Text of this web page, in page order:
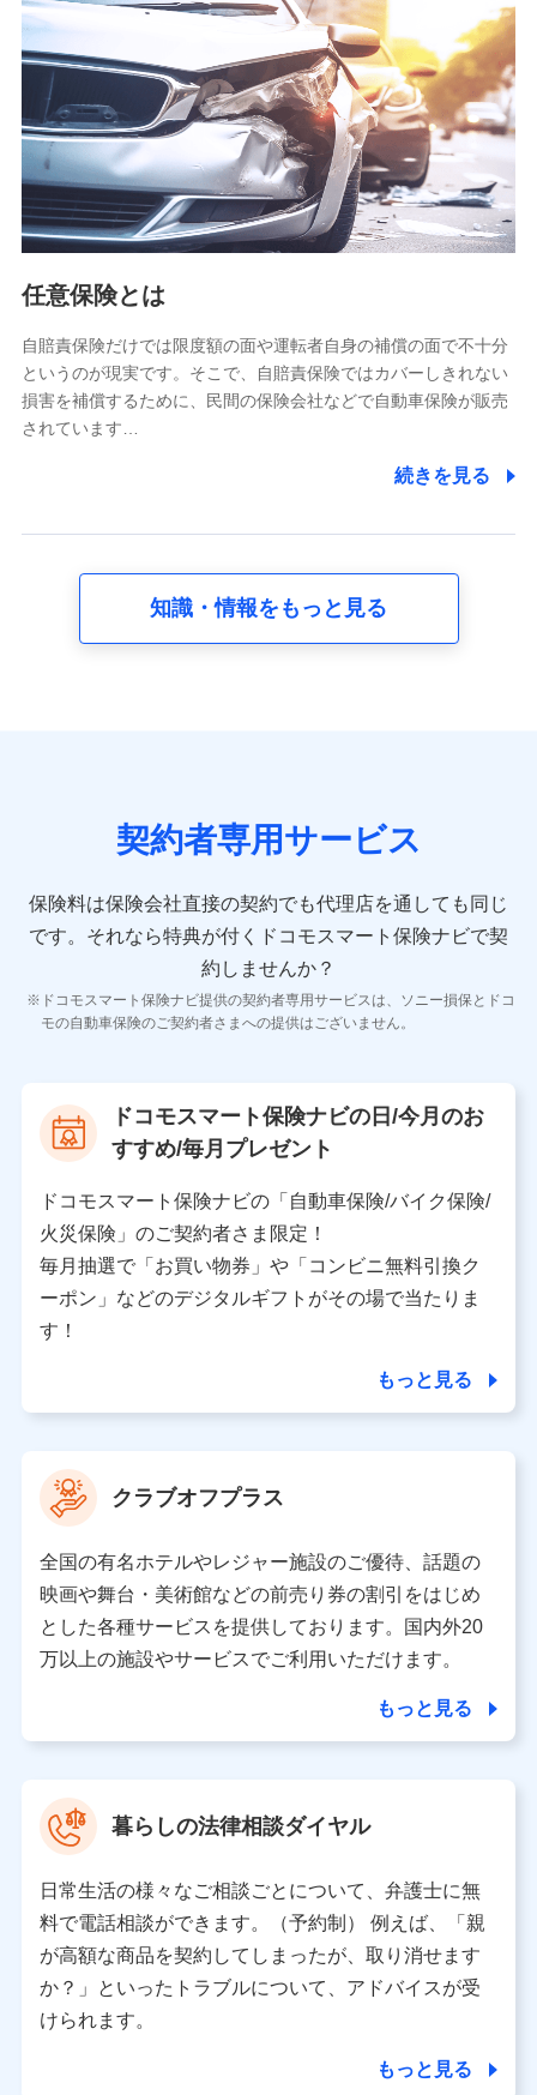
【共同して利用される利用データの項目】
当社又は株式会社NTTドコモがサービス提供等を通じて取得
した、以下の情報などの個人データ
基本情報
氏名、電話番号、メールアドレス、お客さまの識別子、
属性、連絡先、dポイントサービスのご利用に関する情
報。例として、dポイントカード番号、性別、年齢、家族
構成、住所、dポイント残高、dポイント利用履歴などが
含まれます。
当社又は株式会社NTTドコモが提供する各種サービスな
又は株式会社NTTドコモが提供する各種サービスのご契
約状態・ご利用履歴インターネット利用時の行動に関す
る情報、アプリケーション利用時の行動に関する情報、
購入されたサービスや商品の名称・購入場所・決済に関
する情報、アンケートの回答に関する情報などが含まれ
の内容、保険料、保険料のお支払方法、車のメーカーや
走行距離などの情報、建物の構造や築年数などの情報、
険契約に関する情報。例として、保険契約者及び被保険
者の氏名、住所、生年月日、性別、保険契約者と被保険
報、建物の構造や築年数などの情報、ペットの種類や年
齢などの情報などが含まれます。
【共同して利用する者の範囲】
当社
当社又は株式会社NTTドコモが提供する保険関連サービ
スにおけるユーザ登録受付および管理のため
を受けている保険会社・提携会社の保険その他に関する
情報を提供するため、また維持管理等の委託業務遂行の
ため、またそれらに付帯、関連する当社、株式会社NTT
ドコモおよび提携会社のサービスを案内、提供するため
（各サービスで取得したサービス利用履歴、ウェブサイ
トの閲覧履歴、購買履歴、ご契約内容等のパーソナルデ
ータを分析して、お客さまの趣味・嗜好・傾向に応じた
上記に係る案内・手続き・管理等付帯業務を行うため
【当該個人データの管理について責任を有する者の名称・住
所・代表者名】
当該個人データを取り扱う各共同利用者（詳細は次のとお
り）
東京都千代田区永田町2丁目11番1号 山王パークタワー
株式会社NTTドコモ 代表取締役社長 前田 義晃
東京都中央区日本橋人形町2-14-10 アーバンネット日本橋
ビル 3F
※ 当社および株式会社NTTドコモは、お客さまの情報を利
データ憲章」に定める行動原則を順守します 。
※ パーソナルデータダッシュボードの「第三者提供の管
理」の設定状態にかかわらず、共同利用する場合がありま
※ dポイントクラブ会員ではないお客さま（2019年12月11
日以降、一度もdポイントクラブ会員であったことがないお
個人データは、こちら の利用目的の範囲内に限って共同利
任意保険とは
自賠責保険だけでは限度額の面や運転者自身の補償の面で不十分
というのが現実です。そこで、自賠責保険ではカバーしきれない
損害を補償するために、民間の保険会社などで自動車保険が販売
されています…
続きを見る
知識・情報をもっと見る
契約者専用サービス
保険料は保険会社直接の契約でも代理店を通しても同じ
です。 それなら特典が付くドコモスマート保険ナビで契
約しませんか？
ドコモスマート保険ナビ提供の契約者専用サービスは、ソニー損保とドコ
モの自動車保険のご契約者さまへの提供はございません。
ドコモスマート保険ナビの日/今月のお
すすめ/毎月プレゼント
ドコモスマート保険ナビの「自動車保険/バイク保険/
火災保険」のご契約者さま限定！
毎月抽選で「お買い物券」や「コンビニ無料引換ク
ーポン」などのデジタルギフトがその場で当たりま
す！
もっと見る
クラブオフプラス
全国の有名ホテルやレジャー施設のご優待、話題の
映画や舞台・美術館などの前売り券の割引をはじめ
とした各種サービスを提供しております。国内外20
万以上の施設やサービスでご利用いただけます。
もっと見る
暮らしの法律相談ダイヤル
日常生活の様々なご相談ごとについて、弁護士に無
料で電話相談ができます。（予約制） 例えば、「親
が高額な商品を契約してしまったが、取り消せます
か？」といったトラブルについて、アドバイスが受
けられます。
もっと見る